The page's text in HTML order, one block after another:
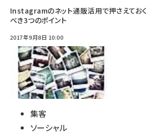
Instagramのネット通販活用で押さえておく
べき3つのポイント
2017年9月8日 10:00
集客
ソーシャル